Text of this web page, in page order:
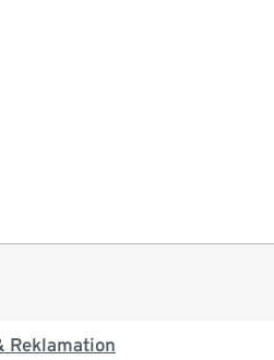
Reklamation